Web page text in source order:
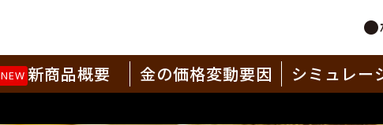
NEW 新商品概要 金の価格変動要因 シミュレー